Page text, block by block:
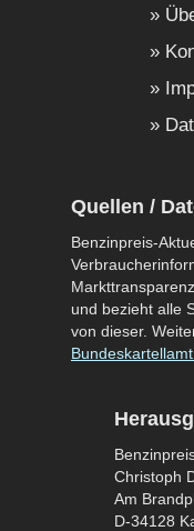
Quellen /
Benzinpreis-
und bezieht alle
von dieser.
Christoph
Am
D-34128